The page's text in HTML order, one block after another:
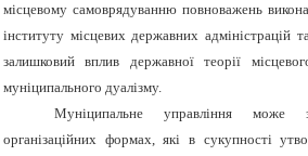
місцевому самоврядуванню повноважень
інституту місцевих державних адміністрацій
залишковий вплив державної теорії
муніципального дуалізму.
Муніципальне управління може
організаційних формах, які в сукупності